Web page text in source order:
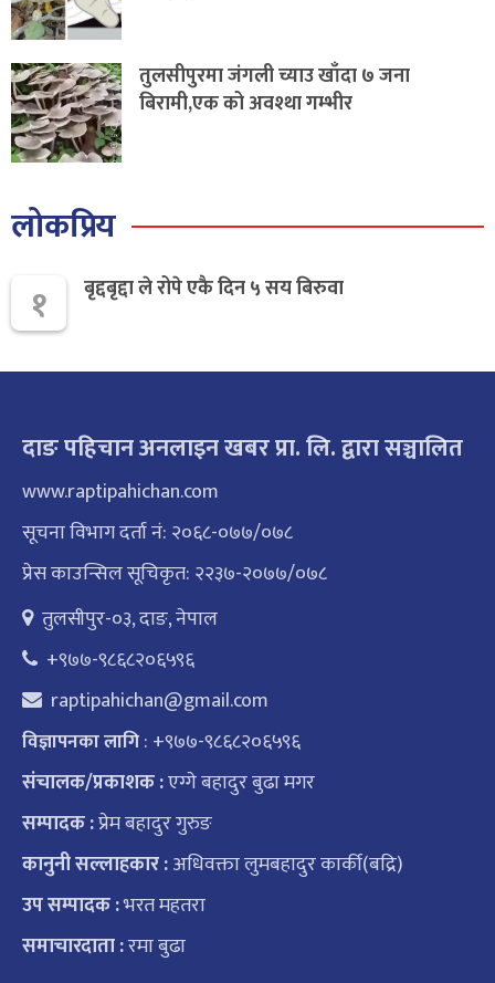
तुलसीपुरमा जंगली च्याउ खाँदा ७ जना
बिरामी,एक को अवश्था गम्भीर
लोकप्रिय
१
बृद्दबृद्दा ले रोपे एकै दिन ५ सय बिरुवा
दाङ पहिचान अनलाइन खबर प्रा. लि. द्वारा सञ्चालित
www.raptipahichan.com
सूचना विभाग दर्ता नं: २०६८-०७७/०७८
प्रेस काउन्सिल सूचिकृत: २२३७-२०७७/०७८
तुलसीपुर-०३, दाङ, नेपाल
+९७७-९८६८२०६५९६
raptipahichan@gmail.com
विज्ञापनका लागि: +९७७-९८६८२०६५९६
संचालक/प्रकाशक :एग्गे बहादुर बुढा मगर
सम्पादक :प्रेम बहादुर गुरुङ
कानुनी सल्लाहकार :अधिवक्ता लुमबहादुर कार्की(बद्रि)
उप सम्पादक :भरत महतरा
समाचारदाता :रमा बुढा